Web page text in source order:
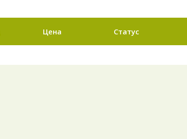
Цена Статус